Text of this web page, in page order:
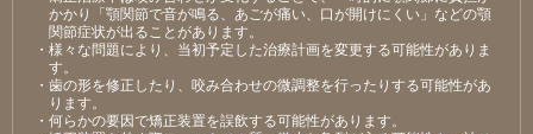
かかり「顎関節で⾳が鳴る、あごが痛い、⼝が開けにくい」などの顎
関節症状が出ることがあります。
・様々な問題により、当初予定した治療計画を変更する可能性がありま
す。
・⻭の形を修正したり、咬み合わせの微調整を⾏ったりする可能性があ
ります。
・何らかの要因で矯正装置を誤飲する可能性があります。